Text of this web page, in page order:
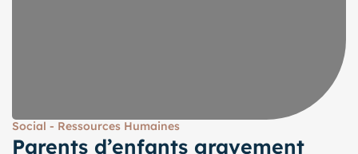
Social - Ressources Humaines
Parents d’enfants gravement